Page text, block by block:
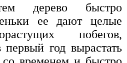
дерево быстро
ее дают целые
побегов,
год вырастать